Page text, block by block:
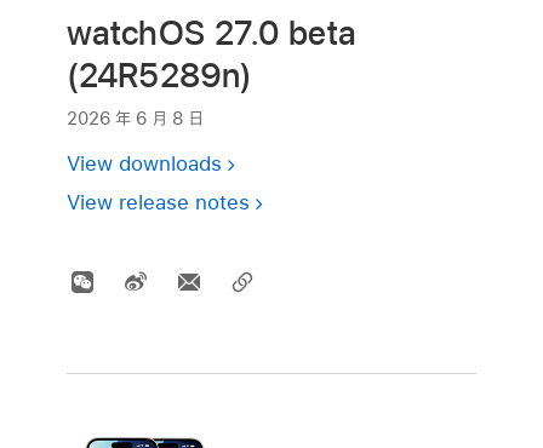
watchOS 27.0 beta
(24R5289n)
2026 年 6 月 8 日
View downloads
View release notes